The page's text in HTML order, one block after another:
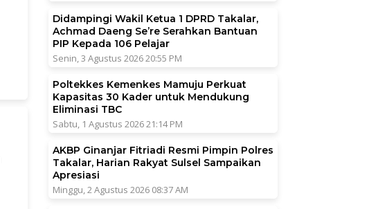
Didampingi Wakil Ketua 1 DPRD Takalar,
Achmad Daeng Se’re Serahkan Bantuan
PIP Kepada 106 Pelajar
Senin, 3 Agustus 2026 20:55 PM
Poltekkes Kemenkes Mamuju Perkuat
Kapasitas 30 Kader untuk Mendukung
Eliminasi TBC
Sabtu, 1 Agustus 2026 21:14 PM
AKBP Ginanjar Fitriadi Resmi Pimpin Polres
Takalar, Harian Rakyat Sulsel Sampaikan
Apresiasi
Minggu, 2 Agustus 2026 08:37 AM